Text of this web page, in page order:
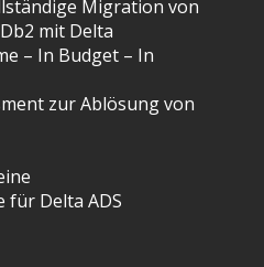
Migration von
mit Delta
– In Budget – In
zur Ablösung von
für Delta ADS